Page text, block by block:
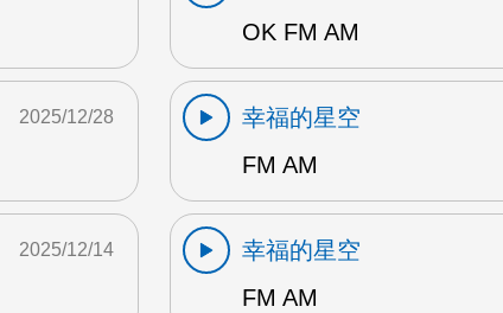
OK FM AM
2025/12/28
幸福的星空
FM AM
2025/12/14
幸福的星空
FM AM